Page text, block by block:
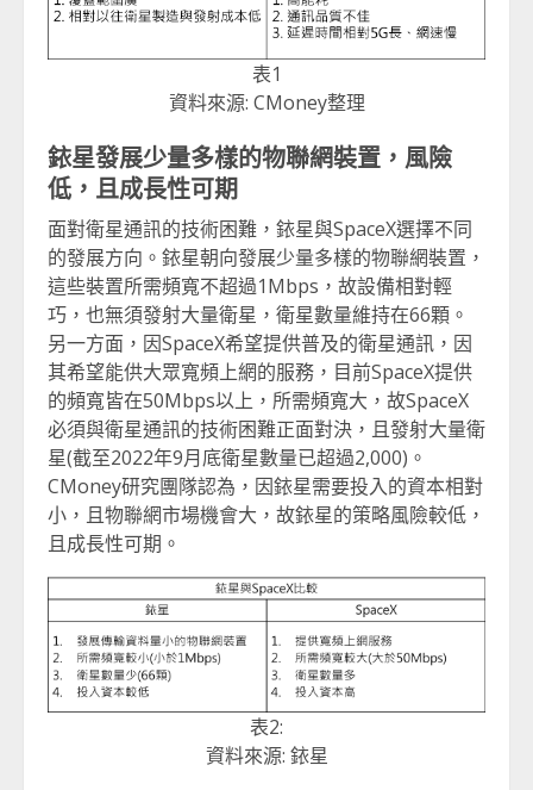
表1
資料來源: CMoney整理
銥星發展少量多樣的物聯網裝置，風險
低，且成長性可期
面對衛星通訊的技術困難，銥星與SpaceX選擇不同
的發展方向。銥星朝向發展少量多樣的物聯網裝置，
這些裝置所需頻寬不超過1Mbps，故設備相對輕
巧，也無須發射大量衛星，衛星數量維持在66顆。
另一方面，因SpaceX希望提供普及的衛星通訊，因
其希望能供大眾寬頻上網的服務，目前SpaceX提供
的頻寬皆在50Mbps以上，所需頻寬大，故SpaceX
必須與衛星通訊的技術困難正面對決，且發射大量衛
星(截至2022年9月底衛星數量已超過2,000)。
CMoney研究團隊認為，因銥星需要投入的資本相對
小，且物聯網市場機會大，故銥星的策略風險較低，
且成長性可期。
表2:
資料來源: 銥星